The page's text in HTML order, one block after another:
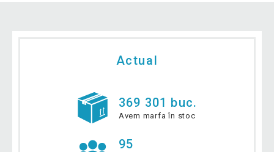
Actual
369 301 buc.
Avem marfa în stoc
95